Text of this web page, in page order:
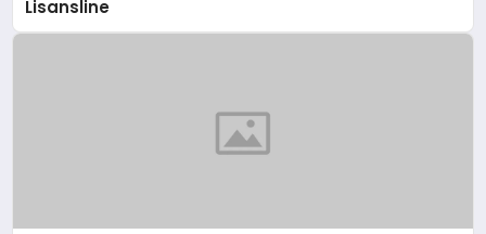
Lisansline